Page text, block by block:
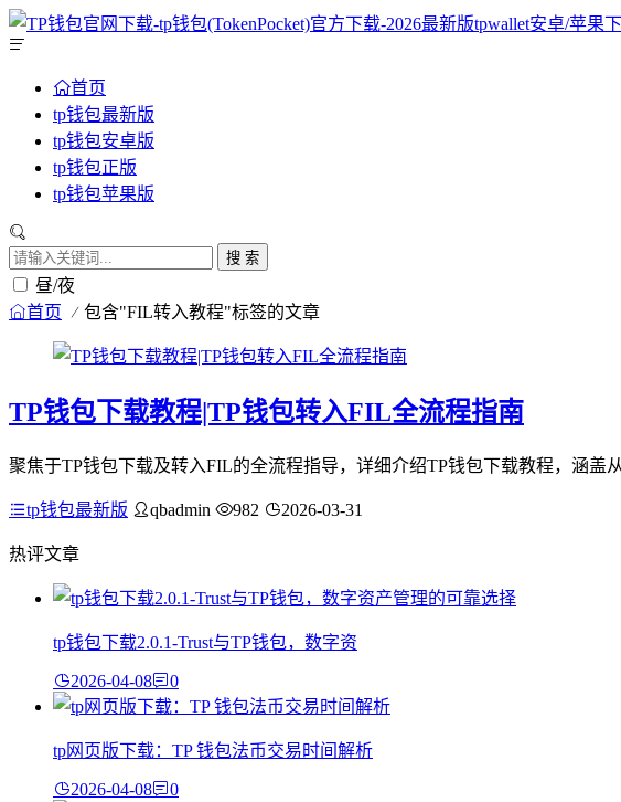
首页
tp钱包最新版
tp钱包安卓版
tp钱包正版
tp钱包苹果版
搜 索
昼/夜
首页 包含"FIL转入教程"标签的文章
TP钱包下载教程|TP钱包转入FIL全流程指南
聚焦于TP钱包下载及转入FIL的全流程指导，详细介绍TP钱包下载教程，涵
tp钱包最新版 qbadmin 982 2026-03-31
热评文章
tp钱包下载2.0.1-Trust与TP钱包，数字资
2026-04-08 0
tp网页版下载：TP 钱包法币交易时间解析
2026-04-08 0